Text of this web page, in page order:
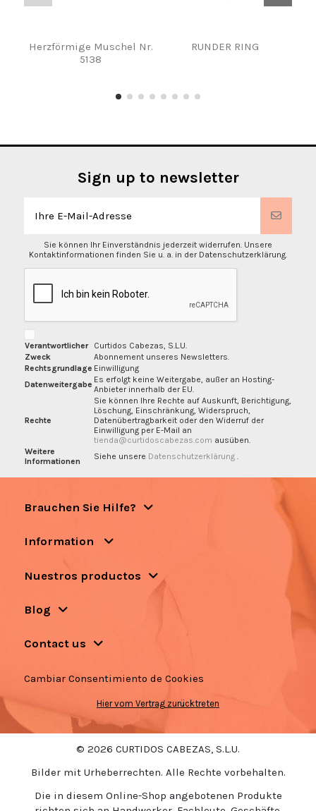
Herzförmige Muschel Nr.
5138
RUNDER RING
Sign up to newsletter
Sie können Ihr Einverständnis jederzeit widerrufen. Unsere
Kontaktinformationen finden Sie u. a. in der Datenschutzerklärung.
Verantwortlicher
Curtidos Cabezas, S.L.U.
Zweck
Abonnement unseres Newsletters.
Rechtsgrundlage Einwilligung
Datenweitergabe Es erfolgt keine Weitergabe, außer an Hosting-
Anbieter innerhalb der EU.
Rechte
Sie können Ihre Rechte auf Auskunft, Berichtigung,
Löschung, Einschränkung, Widerspruch,
Datenübertragbarkeit oder den Widerruf der
Einwilligung per E-Mail an
tienda@curtidoscabezas.com ausüben.
Weitere
Informationen
Siehe unsere Datenschutzerklärung
Brauchen Sie Hilfe?
Information
Nuestros productos
Blog
Contact us
Cambiar Consentimiento de Cookies
Hier vom Vertrag zurücktreten
© 2026 CURTIDOS CABEZAS, S.L.U.
Bilder mit Urheberrechten. Alle Rechte vorbehalten.
Die in diesem Online-Shop angebotenen Produkte